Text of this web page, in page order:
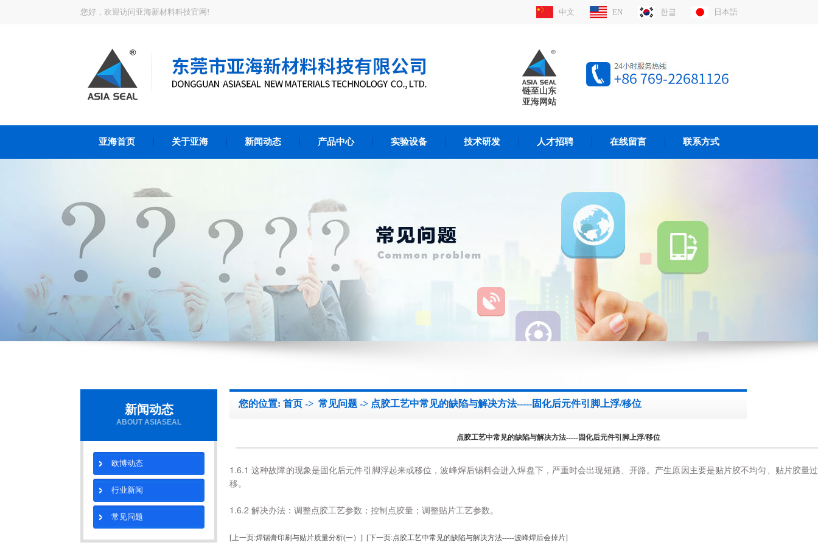
您好，欢迎访问亚海新材料科技官网! 中文 EN 한글 日本語
链至山东
亚海网站
亚海首页 关于亚海 新闻动态 产品中心 实验设备 技术研发 人才招聘 在线留言 联系方式
新闻动态
ABOUT ASIASEAL
欧博动态
行业新闻
常见问题
您的位置: 首页 -> 常见问题 -> 点胶工艺中常见的缺陷与解决方法-----固化后元件引脚上浮/移位
点胶工艺中常见的缺陷与解决方法-----固化后元件引脚上浮/移位
1.6.1 这种故障的现象是固化后元件引脚浮起来或移位，波峰焊后锡料会进入焊盘下，严重时会出现短路、开路。产生原因主要是贴片胶不均匀、贴片胶量
移。
1.6.2 解决办法：调整点胶工艺参数；控制点胶量；调整贴片工艺参数。
[上一页:焊锡膏印刷与贴片质量分析(一）] [下一页:点胶工艺中常见的缺陷与解决方法-----波峰焊后会掉片]